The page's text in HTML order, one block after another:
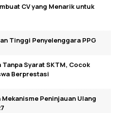
CV yang Menarik untuk
Tinggi Penyelenggara PPG
Tanpa Syarat SKTM, Cocok
Berprestasi
Mekanisme Peninjauan Ulang